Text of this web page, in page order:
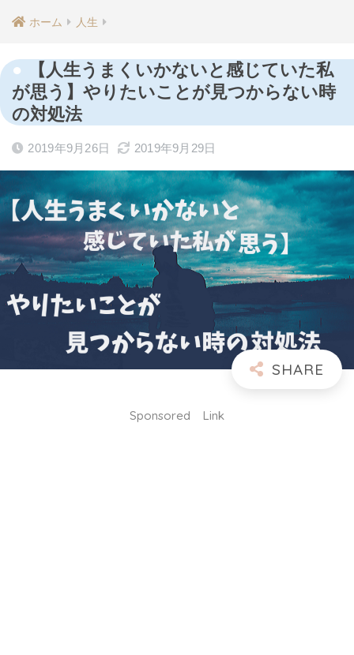
ホーム 人生
【人生うまくいかないと感じていた私
が思う】やりたいことが見つからない時
の対処法
2019年9月26日 2019年9月29日
Sponsored Link